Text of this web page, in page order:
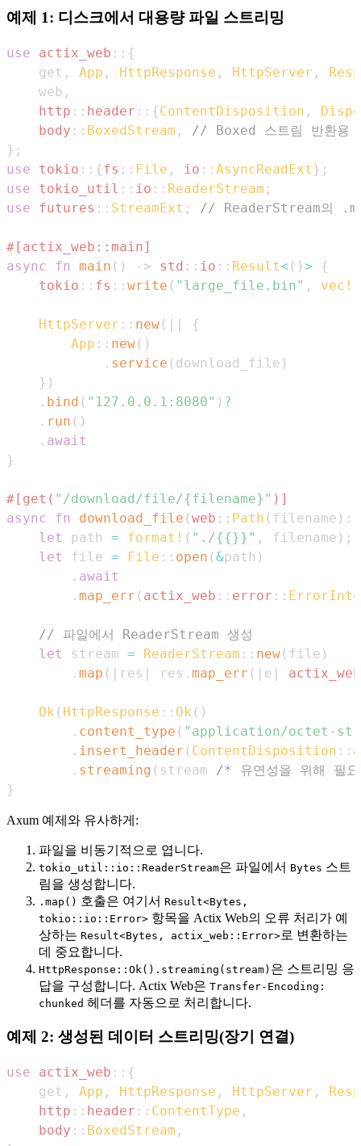
예제 1: 디스크에서 대용량 파일 스트리밍
use actix_web :: {
    get
, App , HttpResponse , HttpServer ,
    web
,
http :: header :: {ContentDisposition ,
body :: BoxedStream ,
// Boxed 스트림 반환용
} ;
use
tokio :: {fs :: File , io :: AsyncReadExt } ;
use
tokio_util :: io :: ReaderStream ;
use
futures :: StreamExt ; // ReaderStream의
#[actix_web::main]
async
fn main ( ) -> std :: io :: Result< ( ) >
{
tokio :: fs :: write ( "large_file.bin" , vec!
HttpServer :: new( | |
{
App :: new( )
. service ( download_file )
} )
. bind ( "127.0.0.1:8080" ) ?
. run ( )
. await
}
#[get( "/download/file/{filename}" )]
async
fn download_file (web :: Path ( filename ) :
let
path = format! ( "./{{}}" , filename ) ;
let
file = File :: open (&path )
. await
. map_err ( actix_web :: error ::
// 파일에서 ReaderStream 생성
let
stream = ReaderStream :: new( file )
. map ( | res | res . map_err ( | e | actix_web
Ok ( HttpResponse :: Ok ( )
. content_type ( "application/octet-
. insert_header ( ContentDisposition ::
. streaming ( stream
/* 유연성을 위해 필
}
Axum 예제와 유사하게:
파일을 비동기적으로 엽니다.
tokio_util::io::ReaderStream은 파일에서 Bytes 스트
림을 생성합니다.
.map() 호출은 여기서 Result<Bytes,
tokio::io::Error> 항목을 Actix Web의 오류 처리가 예
상하는 Result<Bytes, actix_web::Error>로 변환하는
데 중요합니다.
HttpResponse::Ok().streaming(stream) 은 스트리밍 응
답을 구성합니다. Actix Web은 Transfer-Encoding:
chunked 헤더를 자동으로 처리합니다.
예제 2: 생성된 데이터 스트리밍(장기 연결)
use actix_web :: {
    get
, App , HttpResponse , HttpServer ,
http :: header :: ContentType ,
body :: BoxedStream ,